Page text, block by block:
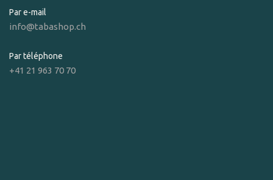
Par e-mail
info@tabashop.ch
Par téléphone
+41 21 963 70 70